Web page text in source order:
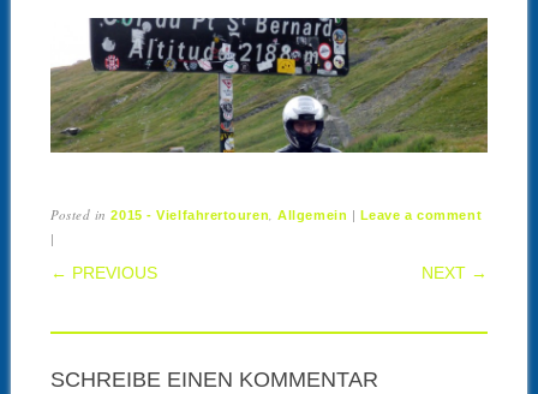
Posted in2015 - Vielfahrertouren,Allgemein | Leave a comment
|
POST NAVIGATION
← PREVIOUS NEXT →
SCHREIBE EINEN KOMMENTAR